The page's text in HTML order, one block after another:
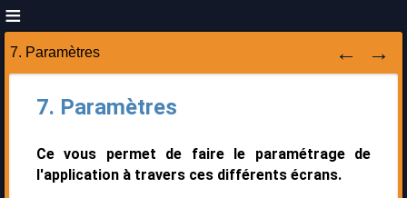
7. Paramètres
7. Paramètres
Ce vous permet de faire le paramétrage de
l'application à travers ces différents écrans.